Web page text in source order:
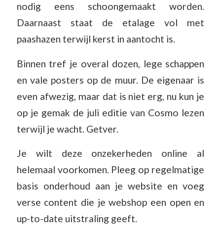
nodig eens schoongemaakt worden.
Daarnaast staat de etalage vol met
paashazen terwijl kerst in aantocht is.
Binnen tref je overal dozen, lege schappen
en vale posters op de muur. De eigenaar is
even afwezig, maar dat is niet erg, nu kun je
op je gemak de juli editie van Cosmo lezen
terwijl je wacht. Getver.
Je wilt deze onzekerheden online al
helemaal voorkomen. Pleeg op regelmatige
basis onderhoud aan je website en voeg
verse content die je webshop een open en
up-to-date uitstraling geeft.